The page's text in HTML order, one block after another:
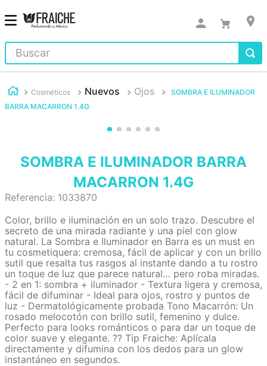
Buscar
Cosméticos Nuevos Ojos
SOMBRA E ILUMINADOR
BARRA MACARRON 1.4G
SOMBRA E ILUMINADOR BARRA
MACARRON 1.4G
Referencia: 1033870
Color, brillo e iluminación en un solo trazo. Descubre el
secreto de una mirada radiante y una piel con glow
natural. La Sombra e Iluminador en Barra es un must en
tu cosmetiquera: cremosa, fácil de aplicar y con un brillo
sutil que resalta tus rasgos al instante dando a tu rostro
un toque de luz que parece natural… pero roba miradas.
- 2 en 1: sombra + iluminador - Textura ligera y cremosa,
fácil de difuminar - Ideal para ojos, rostro y puntos de
luz - Dermatológicamente probada Tono Macarrón: Un
rosado melocotón con brillo sutil, femenino y dulce.
Perfecto para looks románticos o para dar un toque de
color suave y elegante. ?? Tip Fraiche: Aplícala
directamente y difumina con los dedos para un glow
instantáneo en segundos.